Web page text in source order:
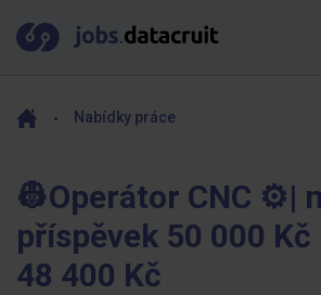
Nabídky práce
👷Operátor CNC ⚙️|
příspěvek 50 000 Kč
48 400 Kč